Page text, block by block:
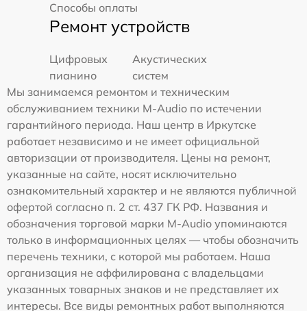
Способы оплаты
Ремонт устройств
Цифровых
пианино
Акустических
систем
Мы занимаемся ремонтом и техническим
обслуживанием техники M-Audio по истечении
гарантийного периода. Наш центр в Иркутске
работает независимо и не имеет официальной
авторизации от производителя. Цены на ремонт,
указанные на сайте, носят исключительно
ознакомительный характер и не являются публичной
офертой согласно п. 2 ст. 437 ГК РФ. Названия и
обозначения торговой марки M-Audio упоминаются
только в информационных целях — чтобы обозначить
перечень техники, с которой мы работаем. Наша
организация не аффилирована с владельцами
указанных товарных знаков и не представляет их
интересы. Все виды ремонтных работ выполняются